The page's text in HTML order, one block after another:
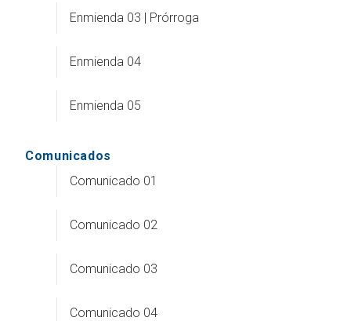
Enmienda 03 | Prórroga
Enmienda 04
Enmienda 05
Comunicados
Comunicado 01
Comunicado 02
Comunicado 03
Comunicado 04